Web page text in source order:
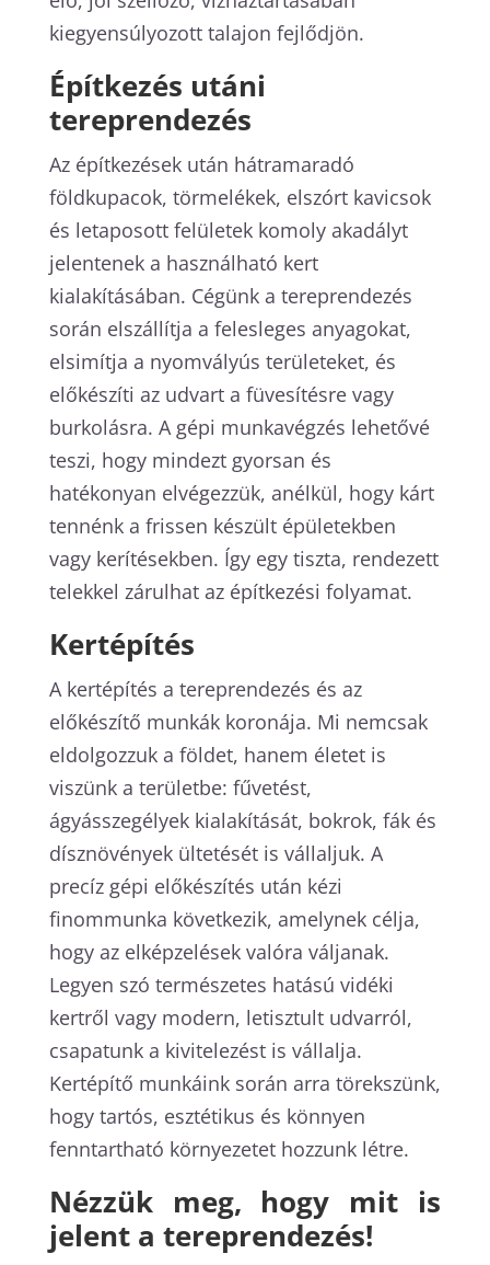
kiegyensúlyozott talajon fejlődjön.
Építkezés utáni
tereprendezés
Az építkezések után hátramaradó
földkupacok, törmelékek, elszórt kavicsok
és letaposott felületek komoly akadályt
jelentenek a használható kert
kialakításában. Cégünk a tereprendezés
során elszállítja a felesleges anyagokat,
elsimítja a nyomvályús területeket, és
előkészíti az udvart a füvesítésre vagy
burkolásra. A gépi munkavégzés lehetővé
teszi, hogy mindezt gyorsan és
hatékonyan elvégezzük, anélkül, hogy kárt
tennénk a frissen készült épületekben
vagy kerítésekben. Így egy tiszta, rendezett
telekkel zárulhat az építkezési folyamat.
Kertépítés
A kertépítés a tereprendezés és az
előkészítő munkák koronája. Mi nemcsak
eldolgozzuk a földet, hanem életet is
viszünk a területbe: fűvetést,
ágyásszegélyek kialakítását, bokrok, fák és
dísznövények ültetését is vállaljuk. A
precíz gépi előkészítés után kézi
finommunka következik, amelynek célja,
hogy az elképzelések valóra váljanak.
Legyen szó természetes hatású vidéki
kertről vagy modern, letisztult udvarról,
csapatunk a kivitelezést is vállalja.
Kertépítő munkáink során arra törekszünk,
hogy tartós, esztétikus és könnyen
fenntartható környezetet hozzunk létre.
Nézzük meg, hogy mit is
jelent a tereprendezés!